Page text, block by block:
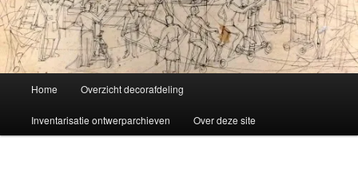
Home Overzicht decorafdeling
Inventarisatie ontwerparchieven Over deze site